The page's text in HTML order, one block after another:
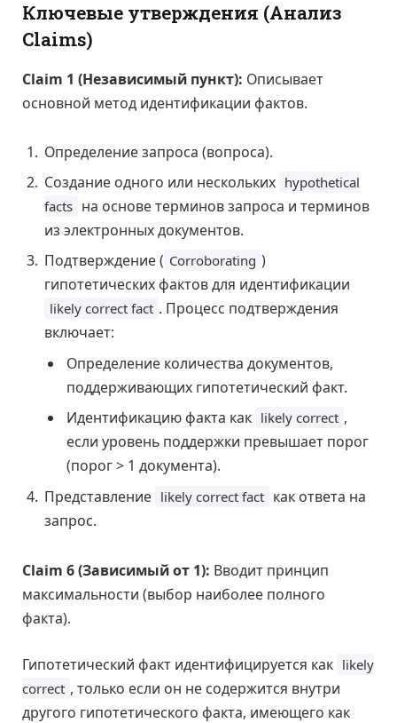
Ключевые утверждения (Анализ
Claims)
Claim 1 (Независимый пункт): Описывает
основной метод идентификации фактов.
Определение запроса (вопроса).
Создание одного или нескольких hypothetical
facts на основе терминов запроса и терминов
из электронных документов.
Подтверждение ( Corroborating )
гипотетических фактов для идентификации
likely correct fact . Процесс подтверждения
включает:
Определение количества документов,
поддерживающих гипотетический факт.
Идентификацию факта как likely correct ,
если уровень поддержки превышает порог
(порог > 1 документа).
Представление likely correct fact как ответа на
запрос.
Claim 6 (Зависимый от 1): Вводит принцип
максимальности (выбор наиболее полного
факта).
Гипотетический факт идентифицируется как likely
correct , только если он не содержится внутри
другого гипотетического факта, имеющего как